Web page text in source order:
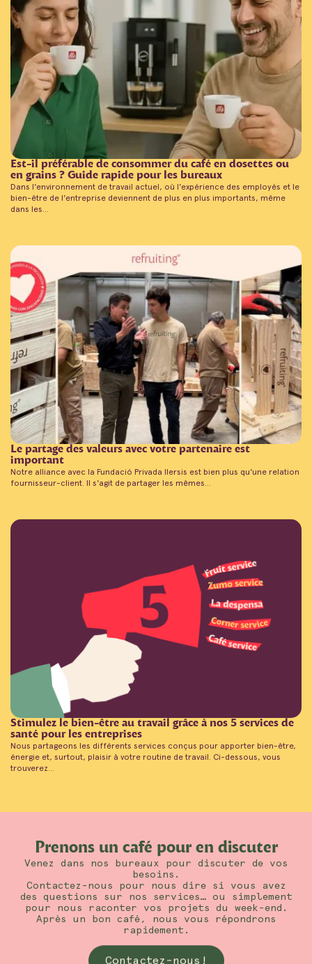
Est-il préférable de consommer du café en dosettes ou
en grains ? Guide rapide pour les bureaux
Dans l'environnement de travail actuel, où l'expérience des employés et le
bien-être de l'entreprise deviennent de plus en plus importants, même
dans les...
Le partage des valeurs avec votre partenaire est
important
Notre alliance avec la Fundació Privada Ilersis est bien plus qu'une relation
fournisseur-client. Il s'agit de partager les mêmes...
Stimulez le bien-être au travail grâce à nos 5 services de
santé pour les entreprises
Nous partageons les différents services conçus pour apporter bien-être,
énergie et, surtout, plaisir à votre routine de travail. Ci-dessous, vous
trouverez...
Prenons un café pour en discuter
Venez dans nos bureaux pour discuter de vos
besoins.
Contactez-nous pour nous dire si vous avez
des questions sur nos services… ou simplement
pour nous raconter vos projets du week-end.
Après un bon café, nous vous répondrons
rapidement.
Contactez-nous!